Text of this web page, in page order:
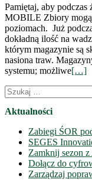
Pamiętaj, aby
MOBILE Zbiory mogą
poziomach. Już
dokładną ilość na
którym magazynie są
nasiona traw.
systemu; możliwe[…]
Nawigacja
wpisów
Szukaj:
Aktualności
Zabiegi ŚOR
SEGES
Zamknij sezon z
Dołącz do
Zarządzaj